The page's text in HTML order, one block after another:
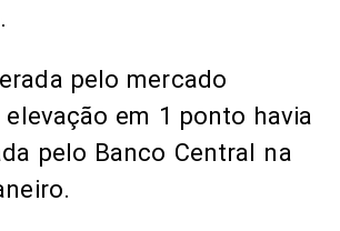
pelo mercado
em 1 ponto havia
pelo Banco Central na